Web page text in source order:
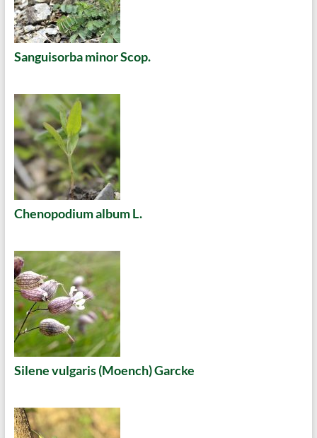
Sanguisorba minor Scop.
Chenopodium album L.
Silene vulgaris (Moench) Garcke